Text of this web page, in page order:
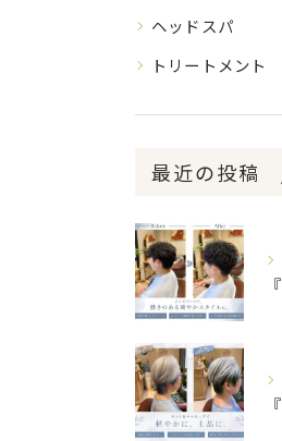
ヘッドスパ
トリートメント
最近の投稿